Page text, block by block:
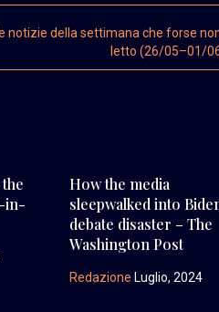
notizie della settimana che forse
letto (26/05–01/
in-
How the media
sleepwalked into
debate disaster – The
Washington Post
Redazione Luglio, 2024